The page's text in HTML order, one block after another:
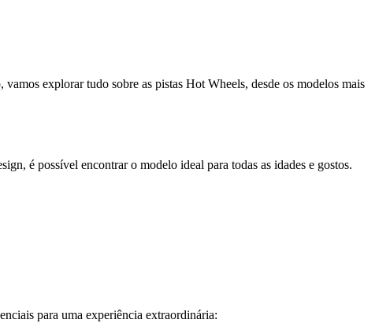
explorar tudo sobre as pistas Hot Wheels, desde os modelos mais
é possível encontrar o modelo ideal para todas as idades e gostos.
para uma experiência extraordinária: